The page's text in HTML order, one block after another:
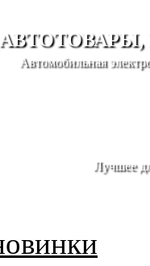
Автомобильная
Лучшее